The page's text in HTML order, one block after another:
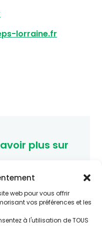
web pour vous offrir
vos préférences et les
à l'utilisation de TOUS
lorraine.fr
plus sur
des ressources
de la